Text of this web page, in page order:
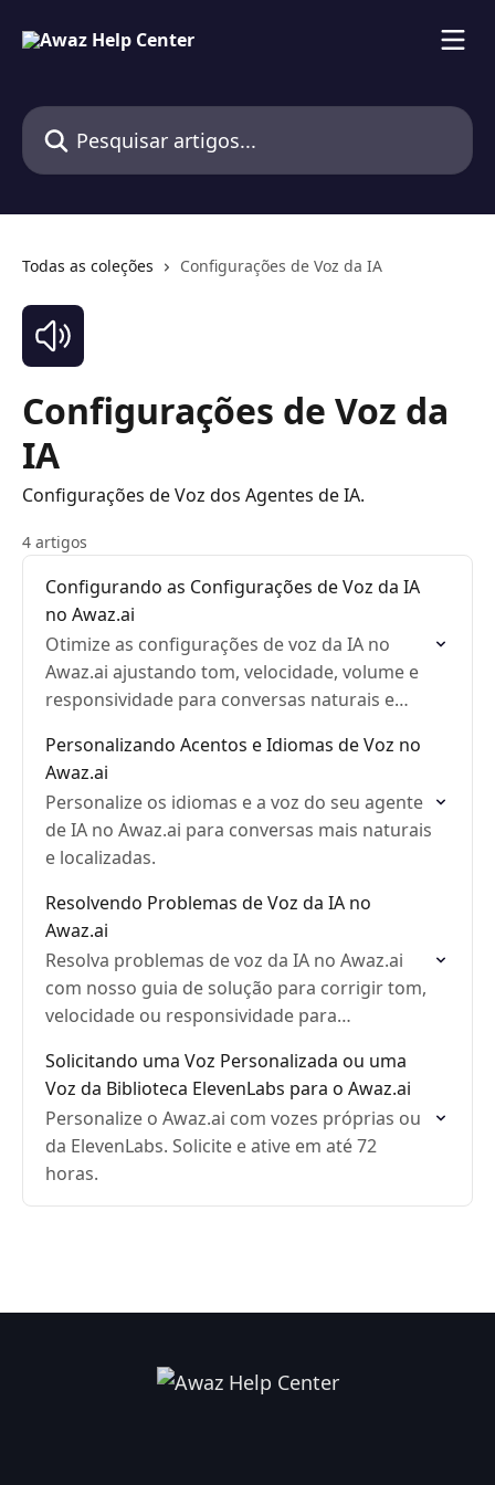
Pesquisar artigos...
Todas as coleções Configurações de Voz da IA
Configurações de Voz da
IA
Configurações de Voz dos Agentes de IA.
4 artigos
Configurando as Configurações de Voz da IA
no Awaz.ai
Otimize as configurações de voz da IA no
Awaz.ai ajustando tom, velocidade, volume e
responsividade para conversas naturais e
Personalizando Acentos e Idiomas de Voz no
Awaz.ai
Personalize os idiomas e a voz do seu agente
de IA no Awaz.ai para conversas mais naturais
e localizadas.
Resolvendo Problemas de Voz da IA no
Awaz.ai
Resolva problemas de voz da IA no Awaz.ai
com nosso guia de solução para corrigir tom,
velocidade ou responsividade para
Solicitando uma Voz Personalizada ou uma
Voz da Biblioteca ElevenLabs para o Awaz.ai
Personalize o Awaz.ai com vozes próprias ou
da ElevenLabs. Solicite e ative em até 72
horas.